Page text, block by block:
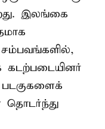
இலங்கை
தொடர்ந்து